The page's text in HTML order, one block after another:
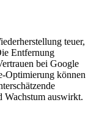
teuer,
Entfernung
bei Google
Optimierung können
Wachstum auswirkt.